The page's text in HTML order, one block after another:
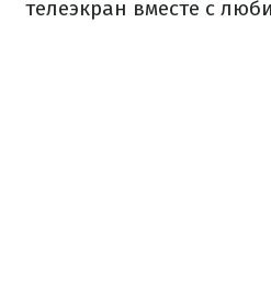
телеэкран вместе с